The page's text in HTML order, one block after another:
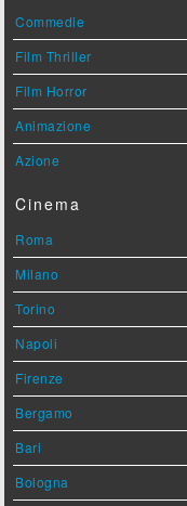
Commedie
Film Thriller
Film Horror
Animazione
Azione
Cinema
Roma
Milano
Torino
Napoli
Firenze
Bergamo
Bari
Bologna